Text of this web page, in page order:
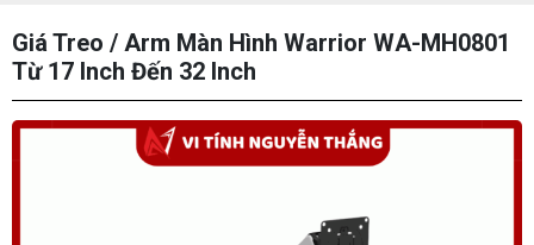
Giá Treo / Arm Màn Hình Warrior WA-MH0801
Từ 17 Inch Đến 32 Inch